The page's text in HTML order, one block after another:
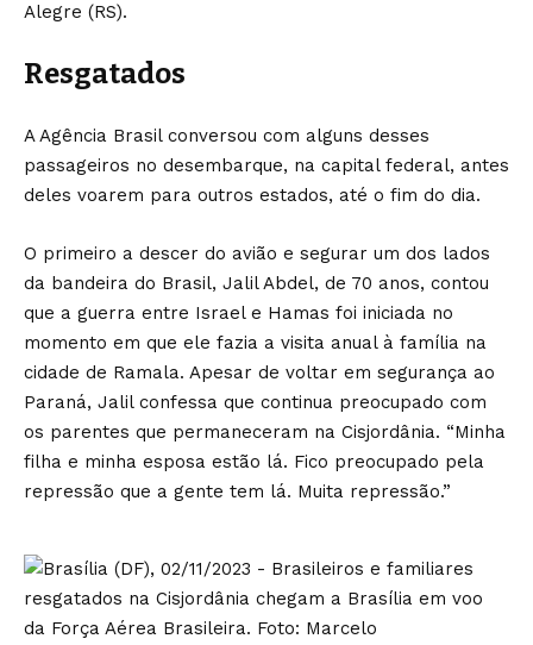
Alegre (RS).
Resgatados
A Agência Brasil conversou com alguns desses
passageiros no desembarque, na capital federal, antes
deles voarem para outros estados, até o fim do dia.
O primeiro a descer do avião e segurar um dos lados
da bandeira do Brasil, Jalil Abdel, de 70 anos, contou
que a guerra entre Israel e Hamas foi iniciada no
momento em que ele fazia a visita anual à família na
cidade de Ramala. Apesar de voltar em segurança ao
Paraná, Jalil confessa que continua preocupado com
os parentes que permaneceram na Cisjordânia. “Minha
filha e minha esposa estão lá. Fico preocupado pela
repressão que a gente tem lá. Muita repressão.”